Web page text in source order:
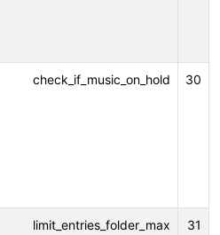
30
check_if_music_on_hold
31
limit_entries_folder_max